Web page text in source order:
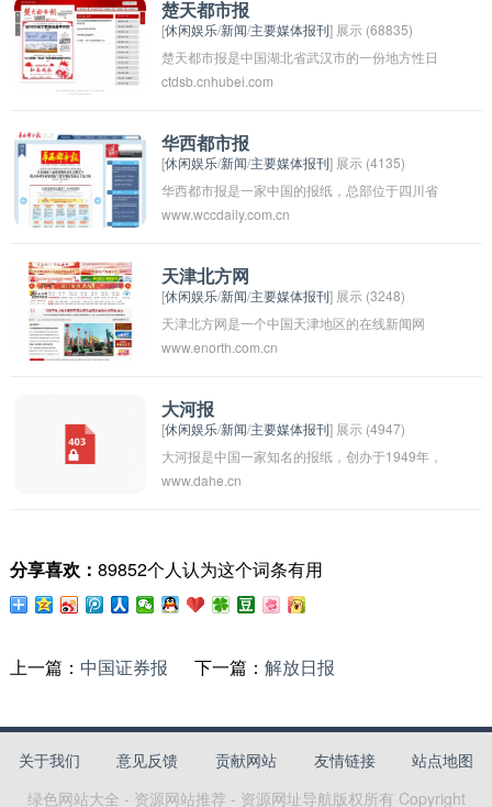
楚天都市报
[休闲娱乐/新闻/主要媒体报刊] 展示 (68835)
楚天都市报是中国湖北省武汉市的一份地方性日
报，创刊于1985年，是湖北省重要的新闻媒体之
汉市的政治、经济、社会和文化等各方面的新闻
为主，服务于当地市民和政府部门，被誉为楚地
信息门户。《楚天都市报》为武汉市的都市推荐
报，每天都有大量关于武汉市的生活资讯和活动
ctdsb.cnhubei.com
华西都市报
[休闲娱乐/新闻/主要媒体报刊] 展示 (4135)
华西都市报是一家中国的报纸，总部位于四川省
成都市。它是华西集团旗下的重要媒体之一，报
新闻和评论。该报创刊于1989年，至今已经发展
成为西部地区的权威媒体之一，为读者提供及
时、权威的新闻信息。
www.wccdaily.com.cn
天津北方网
[休闲娱乐/新闻/主要媒体报刊] 展示 (3248)
天津北方网是一个中国天津地区的在线新闻网
站，致力于报道天津当地的新闻、资讯、文化和
站涵盖了政治、经济、社会、文化等多个领域的
新闻报道，是天津地区重要的新闻媒体之一。
www.enorth.com.cn
大河报
[休闲娱乐/新闻/主要媒体报刊] 展示 (4947)
大河报是中国一家知名的报纸，创办于1949年，
总部位于河南省郑州市。该报以报道重大新闻事
高的影响力和知名度。
www.dahe.cn
分享喜欢： 89852个人认为这个词条有用
上一篇： 中国证券报 下一篇： 解放日报
关于我们 意见反馈 贡献网站 友情链接
站点地图
绿色网站大全 - 资源网站推荐 - 资源网址导航版权所有 Copyright